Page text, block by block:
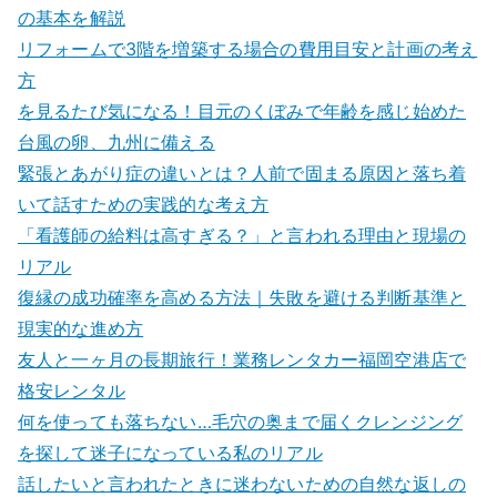
の基本を解説
リフォームで3階を増築する場合の費用目安と計画の考え
方
を見るたび気になる！目元のくぼみで年齢を感じ始めた
台風の卵、九州に備える
緊張とあがり症の違いとは？人前で固まる原因と落ち着
いて話すための実践的な考え方
「看護師の給料は高すぎる？」と言われる理由と現場の
リアル
復縁の成功確率を高める方法｜失敗を避ける判断基準と
現実的な進め方
友人と一ヶ月の長期旅行！業務レンタカー福岡空港店で
格安レンタル
何を使っても落ちない…毛穴の奥まで届くクレンジング
を探して迷子になっている私のリアル
話したいと言われたときに迷わないための自然な返しの